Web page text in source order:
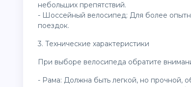
небольших препятствий.
- Шоссейный велосипед: Для более
поездок.
3. Технические характеристики
При выборе велосипеда обратите
- Рама: Должна быть легкой, но прочной,